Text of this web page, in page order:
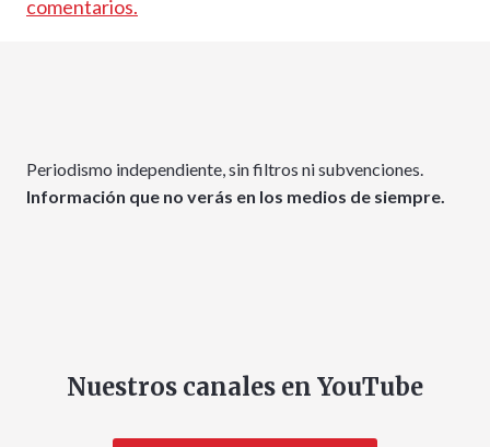
comentarios.
Periodismo independiente, sin filtros ni subvenciones.
Información que no verás en los medios de siempre.
Nuestros canales en YouTube